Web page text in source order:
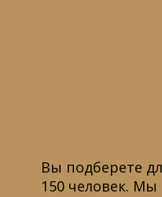
Вы подберете
150 человек.